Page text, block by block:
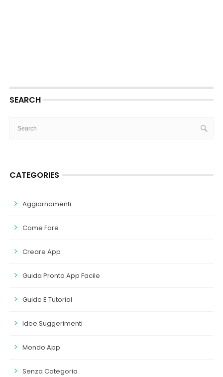
SEARCH
CATEGORIES
Aggiornamenti
Come Fare
Creare App
Guida Pronto App Facile
Guide E Tutorial
Idee Suggerimenti
Mondo App
Senza Categoria